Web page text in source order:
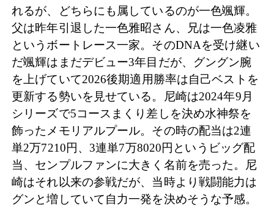
れるが、どちらにも属しているのが一色颯輝。
父は昨年引退した一色雅昭さん、兄は一色凌雅
というボートレース一家。そのDNAを受け継い
だ颯輝はまだデビュー3年目だが、グングン腕
を上げていて2026後期適用勝率は自己ベストを
更新する勢いを見せている。尼崎は2024年9月
シリーズで5コースまくり差しを決め水神祭を
飾ったメモリアルプール。その時の配当は2連
単2万7210円、3連単7万8020円というビッグ配
当、センプルファンに大きく名前を売った。尼
崎はそれ以来の参戦だが、当時より戦闘能力は
グンと増していて自力一発を決めそうな予感。